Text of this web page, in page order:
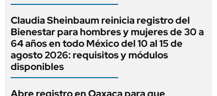
Claudia Sheinbaum reinicia registro del
Bienestar para hombres y mujeres de 30 a
64 años en todo México del 10 al 15 de
agosto 2026: requisitos y módulos
disponibles
Abre registro en Oaxaca para que